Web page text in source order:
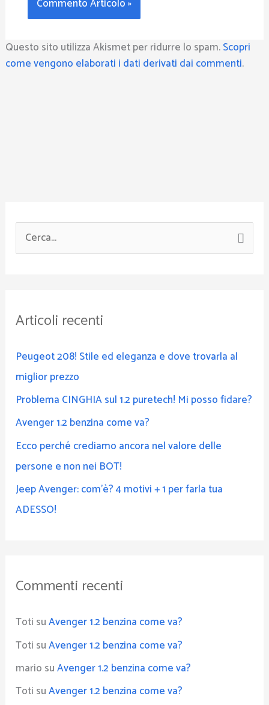
Questo sito utilizza Akismet per ridurre lo spam.Scopri
come vengono elaborati i dati derivati dai commenti.
e
a
Articoli recenti
Peugeot 208! Stile ed eleganza e dove trovarla al
miglior prezzo
Problema CINGHIA sul 1.2 puretech! Mi posso fidare?
Avenger 1.2 benzina come va?
Ecco perché crediamo ancora nel valore delle
persone e non nei BOT!
Jeep Avenger: com’è? 4 motivi + 1 per farla tua
ADESSO!
Commenti recenti
Toti suAvenger 1.2 benzina come va?
Toti suAvenger 1.2 benzina come va?
mario suAvenger 1.2 benzina come va?
Toti suAvenger 1.2 benzina come va?